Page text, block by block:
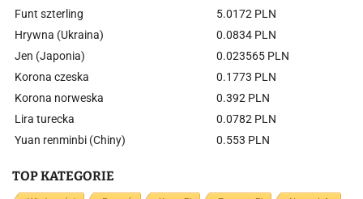
Funt szterling
5.0172 PLN
Hrywna (Ukraina)
0.0834 PLN
Jen (Japonia)
0.023565 PLN
Korona czeska
0.1773 PLN
Korona norweska
0.392 PLN
Lira turecka
0.0782 PLN
Yuan renminbi (Chiny)
0.553 PLN
TOP KATEGORIE